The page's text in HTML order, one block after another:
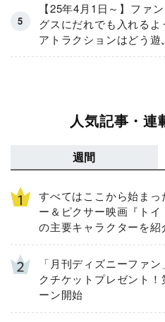
【25年4月1日～】ファ
グスにだれでも入れる
アトラクションはどう遊
人気記事・連
週間
すべてはここから始ま
ー＆ピクサー映画『トイ
の主要キャラクターを紹
「月刊ディズニーファ
クチケットプレゼント
ーン開始